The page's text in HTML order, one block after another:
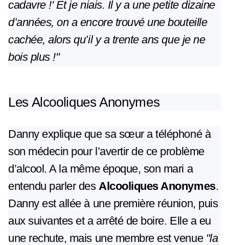
cadavre !' Et je niais. Il y a une petite dizaine
d’années, on a encore trouvé une bouteille
cachée, alors qu’il y a trente ans que je ne
bois plus !"
Les Alcooliques Anonymes
Danny explique que sa sœur a téléphoné à
son médecin pour l’avertir de ce problème
d’alcool. A la même époque, son mari a
entendu parler des Alcooliques Anonymes.
Danny est allée à une première réunion, puis
aux suivantes et a arrêté de boire. Elle a eu
une rechute, mais une membre est venue "la